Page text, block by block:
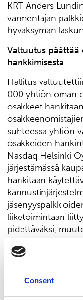
Consent
KRT Anders
varmentajan
hyväksymän
Valtuutus päättää
hankkimisesta
Hallitus
000 yhtiön oman
osakkeet
suhteessa yhtiön
osakkeiden
Nasdaq Helsinki
järjestämässä
hankitaan
liiketoimintaan
pidettäväksi,
Hallitus päättää